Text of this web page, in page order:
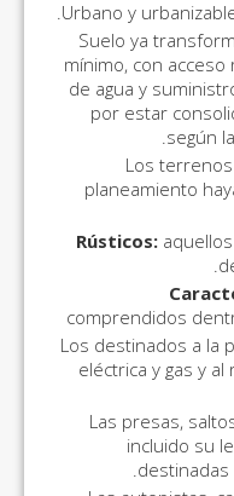
Suelo ya
mínimo, con
de agua y
por estar
según
Los
planeamiento
Rústicos:
comprendidos
Los destinados a la
eléctrica y gas y
Las presas,
incluido su
destinadas